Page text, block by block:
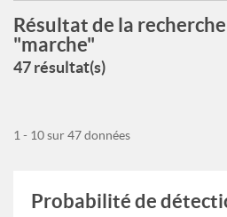
Résultat de la
"marche"
47 résultat(s)
1 - 10 sur 47 données
Probabilité de